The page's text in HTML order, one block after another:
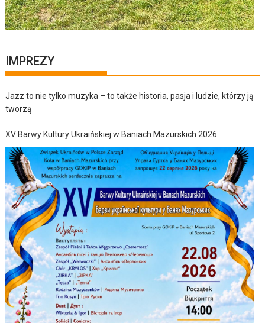
IMPREZY
Jazz to nie tylko muzyka – to także historia, pasja i ludzie, którzy ją
tworzą
XV Barwy Kultury Ukraińskiej w Baniach Mazurskich 2026